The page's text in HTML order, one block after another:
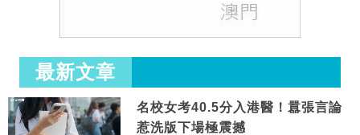
最新文章
名校女考40.5分入港醫！囂張言論
惹洗版下場極震撼